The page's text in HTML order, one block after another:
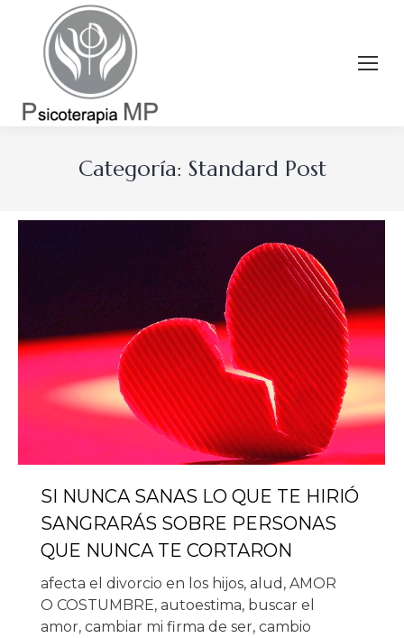
Categoría: Standard Post
SI NUNCA SANAS LO QUE TE HIRIÓ
SANGRARÁS SOBRE PERSONAS
QUE NUNCA TE CORTARON
afecta el divorcio en los hijos, alud , AMOR
O COSTUMBRE, autoestima, buscar el
amor, cambiar mi firma de ser, cambio